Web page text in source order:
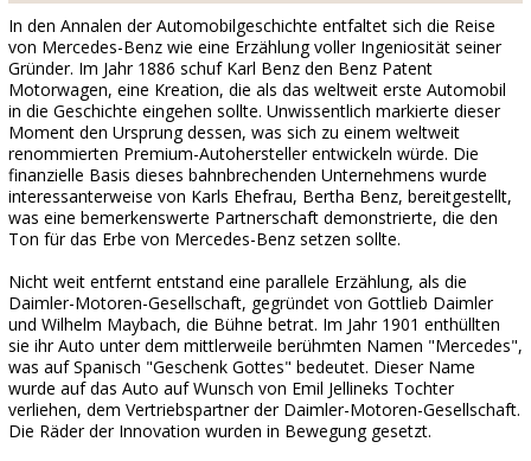
In den Annalen der Automobilgeschichte entfaltet sich die Reise
von Mercedes-Benz wie eine Erzählung voller Ingeniosität seiner
Gründer. Im Jahr 1886 schuf Karl Benz den Benz Patent
Motorwagen, eine Kreation, die als das weltweit erste Automobil
in die Geschichte eingehen sollte. Unwissentlich markierte dieser
Moment den Ursprung dessen, was sich zu einem weltweit
renommierten Premium-Autohersteller entwickeln würde. Die
finanzielle Basis dieses bahnbrechenden Unternehmens wurde
interessanterweise von Karls Ehefrau, Bertha Benz, bereitgestellt,
was eine bemerkenswerte Partnerschaft demonstrierte, die den
Ton für das Erbe von Mercedes-Benz setzen sollte.
Nicht weit entfernt entstand eine parallele Erzählung, als die
Daimler-Motoren-Gesellschaft, gegründet von Gottlieb Daimler
und Wilhelm Maybach, die Bühne betrat. Im Jahr 1901 enthüllten
sie ihr Auto unter dem mittlerweile berühmten Namen "Mercedes",
was auf Spanisch "Geschenk Gottes" bedeutet. Dieser Name
wurde auf das Auto auf Wunsch von Emil Jellineks Tochter
verliehen, dem Vertriebspartner der Daimler-Motoren-Gesellschaft.
Die Räder der Innovation wurden in Bewegung gesetzt.